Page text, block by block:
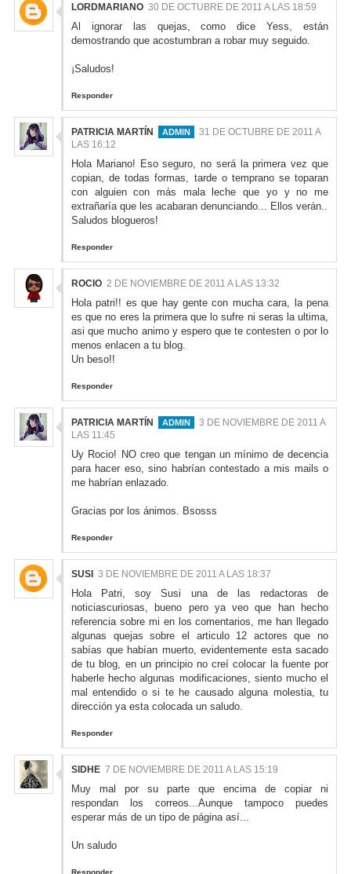
LORDMARIANO 30 DE OCTUBRE DE 2011 A LAS 18:59
Al ignorar las quejas, como dice Yess, están
demostrando que acostumbran a robar muy seguido.
¡Saludos!
Responder
PATRICIA MARTÍN
31 DE OCTUBRE DE 2011 A
LAS 16:12
Hola Mariano! Eso seguro, no será la primera vez que
copian, de todas formas, tarde o temprano se toparan
con alguien con más mala leche que yo y no me
extrañaría que les acabaran denunciando... Ellos verán..
Saludos blogueros!
Responder
ROCIO 2 DE NOVIEMBRE DE 2011 A LAS 13:32
Hola patri!! es que hay gente con mucha cara, la pena
es que no eres la primera que lo sufre ni seras la ultima,
asi que mucho animo y espero que te contesten o por lo
menos enlacen a tu blog.
Un beso!!
Responder
PATRICIA MARTÍN
3 DE NOVIEMBRE DE 2011 A
LAS 11:45
Uy Rocio! NO creo que tengan un mínimo de decencia
para hacer eso, sino habrían contestado a mis mails o
me habrían enlazado.
Gracias por los ánimos. Bsosss
Responder
SUSI 3 DE NOVIEMBRE DE 2011 A LAS 18:37
Hola Patri, soy Susi una de las redactoras de
noticiascuriosas, bueno pero ya veo que han hecho
referencia sobre mi en los comentarios, me han llegado
algunas quejas sobre el articulo 12 actores que no
sabías que habían muerto, evidentemente esta sacado
de tu blog, en un principio no creí colocar la fuente por
haberle hecho algunas modificaciones, siento mucho el
mal entendido o si te he causado alguna molestia, tu
dirección ya esta colocada un saludo.
Responder
SIDHE 7 DE NOVIEMBRE DE 2011 A LAS 15:19
Muy mal por su parte que encima de copiar ni
respondan los correos...Aunque tampoco puedes
esperar más de un tipo de página así...
Un saludo
Responder